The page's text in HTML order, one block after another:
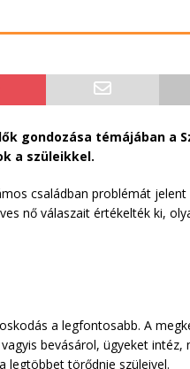
gondozása témájában a
a szüleikkel.
családban problémát
nő válaszait értékelték ki,
a legfontosabb. A
bevásárol, ügyeket
legtöbbet törődnie szüleivel.